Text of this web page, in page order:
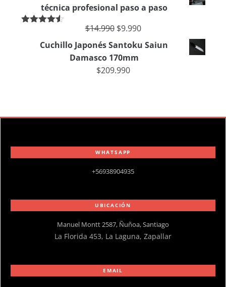
técnica profesional paso a paso
5
$14.990 $9.990
Cuchillo Japonés Santoku Saiun
Damasco 170mm
$209.990
WHATSAPP
+56938904935
UBICACIÓN
Manuel Montt 2587, Ñuñoa, Santiago
La Florida 453, La Laguna, Zapallar
EMAIL